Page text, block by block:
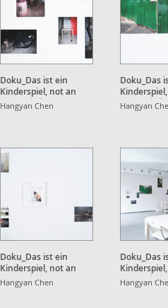
Doku_Das ist ein
Kinderspiel, not an
Apple, 也就⼋年
Hangyan Chen
Doku_Das
Apple, 也就
Hangyan
Doku_Das ist ein
Kinderspiel, not an
Apple, 也就⼋年
Hangyan Chen
Doku_Das
Apple, 也就
Hangyan